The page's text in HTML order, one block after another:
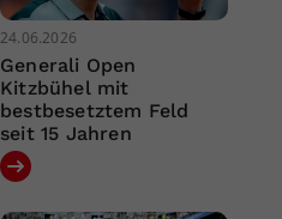
24.06.2026
Generali Open
Kitzbühel mit
bestbesetztem Feld
seit 15 Jahren